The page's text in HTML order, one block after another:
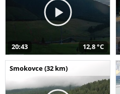
20:43 12,8 °C
Smokovce (32 km)